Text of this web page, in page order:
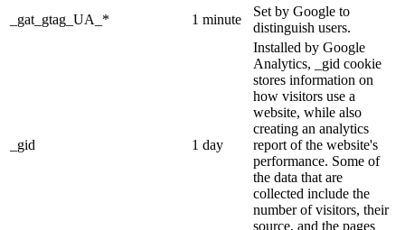
_gat_gtag_UA_*
1 minute
Set by Google to
distinguish users.
_gid 1 day
Installed by Google
Analytics, _gid cookie
stores information on
how visitors use a
website, while also
creating an analytics
report of the website's
performance. Some of
the data that are
collected include the
number of visitors, their
source, and the pages